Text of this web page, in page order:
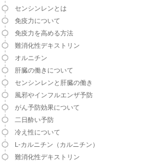
センシンレンとは
免疫力について
免疫力を高める方法
難消化性デキストリン
オルニチン
肝臓の働きについて
センシンレンと肝臓の働き
風邪やインフルエンザ予防
がん予防効果について
二日酔い予防
冷え性について
L-カルニチン（カルニチン）
難消化性デキストリン